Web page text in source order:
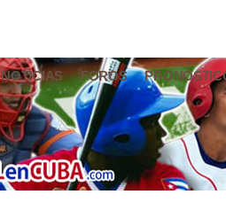
NOTICIAS FOROS